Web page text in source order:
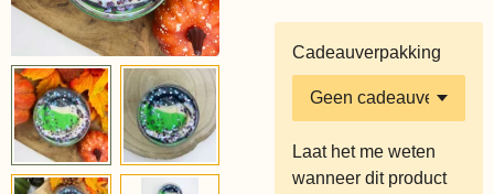
Cadeauverpakking
Laat het me weten
wanneer dit product